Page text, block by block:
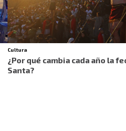
Cultura
¿Por qué cambia cada año la
Santa?